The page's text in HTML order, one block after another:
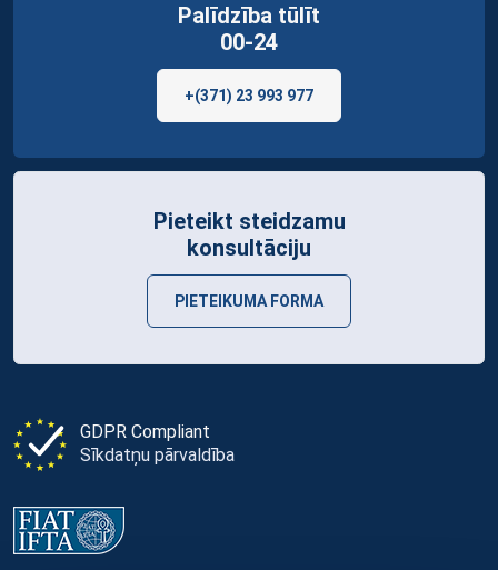
GDPR Compliant
Sīkdatņu pārvaldība
Palīdzība tūlīt
00-24
+(371) 23 993 977
Pieteikt steidzamu
konsultāciju
PIETEIKUMA FORMA